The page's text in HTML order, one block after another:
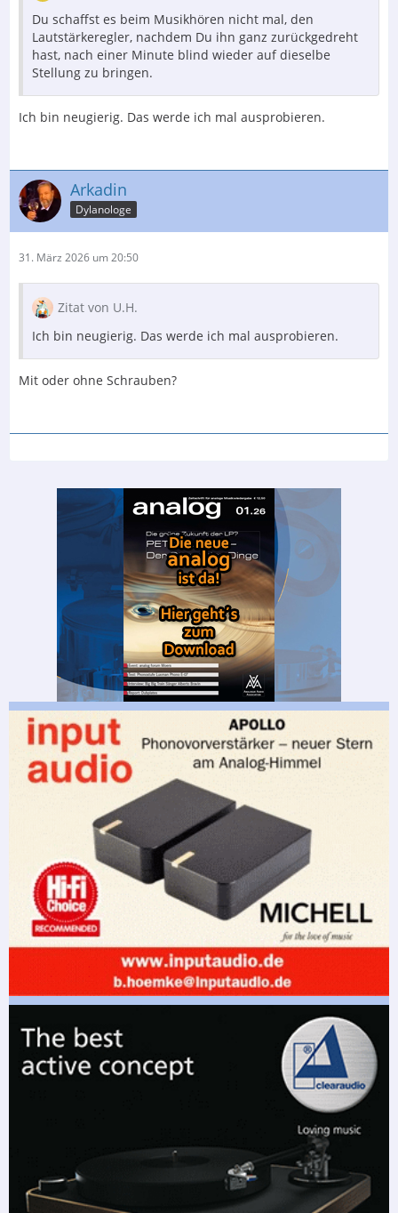
Du schaffst es beim Musikhören nicht mal, den
Lautstärkeregler, nachdem Du ihn ganz zurückgedreht
hast, nach einer Minute blind wieder auf dieselbe
Stellung zu bringen.
Ich bin neugierig. Das werde ich mal ausprobieren.
Arkadin
Dylanologe
31. März 2026 um 20:50
Zitat von U.H.
Ich bin neugierig. Das werde ich mal ausprobieren.
Mit oder ohne Schrauben?